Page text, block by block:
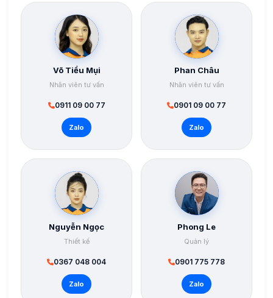
Võ Tiểu Mụi
Nhân viên tư vấn
0911 09 00 77
Zalo
Phan Châu
Nhân viên tư vấn
0901 09 00 77
Zalo
Nguyễn Ngọc
Thiết kế
0367 048 004
Zalo
Phong Le
Quản lý
0901 775 778
Zalo